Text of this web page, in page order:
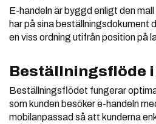
E-handeln är byggd enligt den
har på sina beställningsdokument
en viss ordning utifrån position på
Beställningsflöde
Beställningsflödet fungerar
som kunden besöker e-handeln
mobilanpassad så att kunderna